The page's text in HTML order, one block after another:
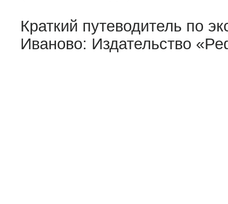
Краткий путеводитель по
Иваново: Издательство